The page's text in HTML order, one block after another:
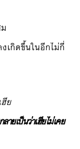
เกิดขึ้นในอีกไม่กี่
ย
ายเป็นว่าเฮียไม่เคย